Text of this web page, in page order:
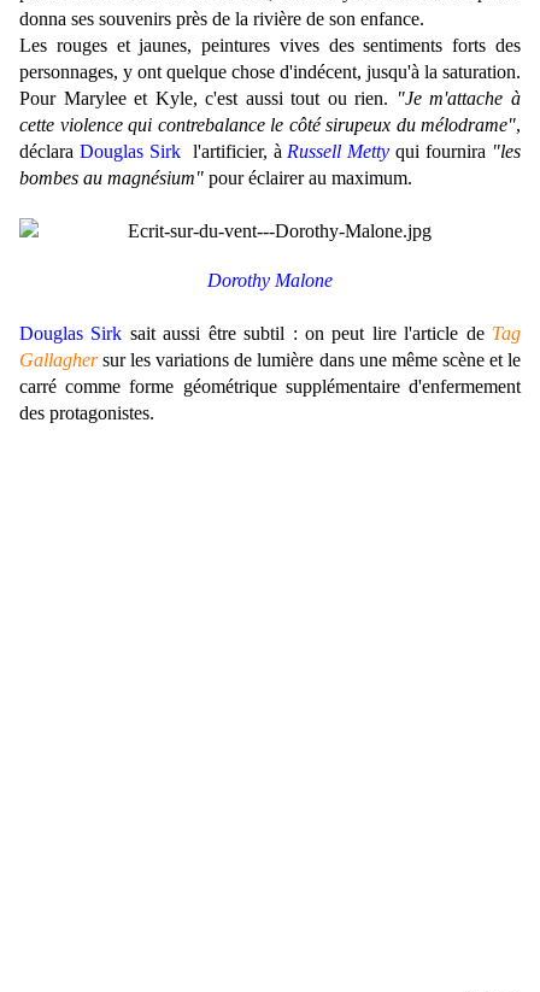
donna ses souvenirs près de la rivière de son enfance.
Les rouges et jaunes, peintures vives des sentiments forts des
personnages, y ont quelque chose d'indécent, jusqu'à la saturation.
Pour Marylee et Kyle, c'est aussi tout ou rien. "Je m'attache à
cette violence qui contrebalance le côté sirupeux du mélodrame",
déclara Douglas Sirk l'artificier, à Russell Metty qui fournira "les
bombes au magnésium" pour éclairer au maximum.
Dorothy Malone
Douglas Sirk sait aussi être subtil : on peut lire l'article de Tag
Gallaghersur les variations de lumière dans une même scène et le
carré comme forme géométrique supplémentaire d'enfermement
des protagonistes.